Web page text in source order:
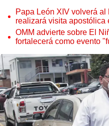
Papa León XIV volverá
realizará visita apostólica
OMM advierte sobre El
fortalecerá como evento